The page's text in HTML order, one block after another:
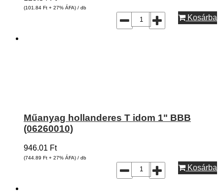
(101.84 Ft + 27% ÁFA) / db
Kosárba
Műanyag hollanderes T idom 1" BBB
(06260010)
946.01 Ft
(744.89 Ft + 27% ÁFA) / db
Kosárba